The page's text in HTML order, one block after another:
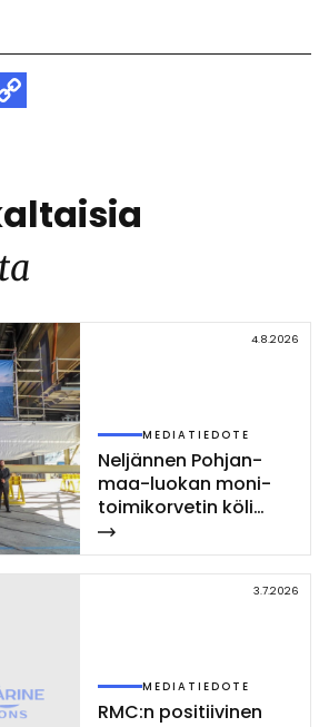
4.8.2026
MEDIATIEDOTE
Nel­jän­nen Poh­jan­
maa-luo­kan mo­ni­
toi­mi­kor­ve­tin kö­li
las­ket­tiin Rau­mal­la
3.7.2026
MEDIATIEDOTE
RMC:n po­si­tii­vi­nen